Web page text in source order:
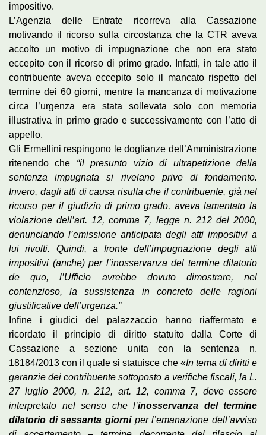
impositivo.
L’Agenzia delle Entrate ricorreva alla Cassazione
motivando il ricorso sulla circostanza che la CTR aveva
accolto un motivo di impugnazione che non era stato
eccepito con il ricorso di primo grado. Infatti, in tale atto il
contribuente aveva eccepito solo il mancato rispetto del
termine dei 60 giorni, mentre la mancanza di motivazione
circa l’urgenza era stata sollevata solo con memoria
illustrativa in primo grado e successivamente con l’atto di
appello.
Gli Ermellini respingono le doglianze dell’Amministrazione
ritenendo che “il presunto vizio di ultrapetizione della
sentenza impugnata si rivelano prive di fondamento.
Invero, dagli atti di causa risulta che il contribuente, già nel
ricorso per il giudizio di primo grado, aveva lamentato la
violazione dell’art. 12, comma 7, legge n. 212 del 2000,
denunciando l’emissione anticipata degli atti impositivi a
lui rivolti. Quindi, a fronte dell’impugnazione degli atti
impositivi (anche) per l’inosservanza del termine dilatorio
de quo, l’Ufficio avrebbe dovuto dimostrare, nel
contenzioso, la sussistenza in concreto delle ragioni
giustificative dell’urgenza.”
Infine i giudici del palazzaccio hanno riaffermato e
ricordato il principio di diritto statuito dalla Corte di
Cassazione a sezione unita con la sentenza n.
18184/2013 con il quale si statuisce che «In tema di diritti e
garanzie dei contribuente sottoposto a verifiche fiscali, la L.
27 luglio 2000, n. 212, art. 12, comma 7, deve essere
interpretato nel senso che l’inosservanza del termine
dilatorio di sessanta giorniper l’emanazione dell’avviso